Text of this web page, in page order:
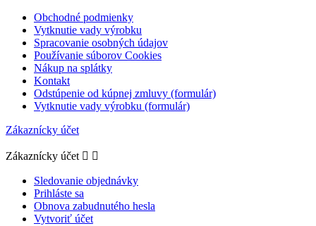
Obchodné podmienky
Vytknutie vady výrobku
Spracovanie osobných údajov
Používanie súborov Cookies
Nákup na splátky
Kontakt
Odstúpenie od kúpnej zmluvy (formulár)
Vytknutie vady výrobku (formulár)
Zákaznícky účet
Zákaznícky účet  
Sledovanie objednávky
Prihláste sa
Obnova zabudnutého hesla
Vytvoriť účet